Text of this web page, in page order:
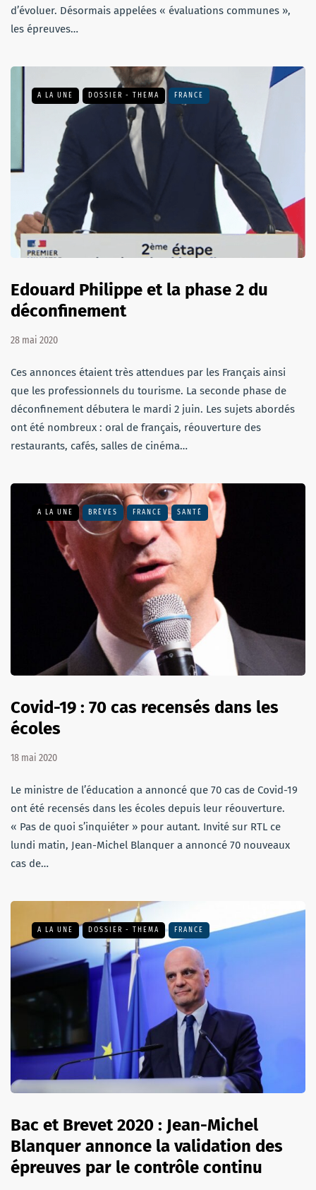
d’évoluer. Désormais appelées « évaluations communes »,
les épreuves…
A LA UNE DOSSIER - THEMA FRANCE
Edouard Philippe et la phase 2 du
déconfinement
28 mai 2020
Ces annonces étaient très attendues par les Français ainsi
que les professionnels du tourisme. La seconde phase de
déconfinement débutera le mardi 2 juin. Les sujets abordés
ont été nombreux : oral de français, réouverture des
restaurants, cafés, salles de cinéma…
A LA UNE BRÈVES FRANCE SANTÉ
Covid-19 : 70 cas recensés dans les
écoles
18 mai 2020
Le ministre de l’éducation a annoncé que 70 cas de Covid-19
ont été recensés dans les écoles depuis leur réouverture.
« Pas de quoi s’inquiéter » pour autant. Invité sur RTL ce
lundi matin, Jean-Michel Blanquer a annoncé 70 nouveaux
cas de…
A LA UNE DOSSIER - THEMA FRANCE
Bac et Brevet 2020 : Jean-Michel
Blanquer annonce la validation des
épreuves par le contrôle continu